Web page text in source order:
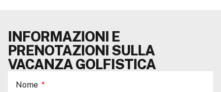
massaggi e l’offerta di bar e ristoranti.
INFORMAZIONI E
PRENOTAZIONI SULLA
VACANZA GOLFISTICA
Nome